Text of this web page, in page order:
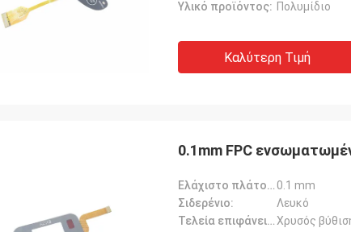
και η ποιότητα των
που παραγγείλαμε.Σας
μας βοηθάτε να
ποιότητα των
Υλικό προϊόντος: Πολυμίδιο
Καλύτερη Τιμή
0.1mm FPC
Ελάχιστο πλάτος γραμμής/διαχωρισμός: 0.1 mm
Σιδερένιο:
Λευκό
Τελεία επιφάνειας:Χρυσός